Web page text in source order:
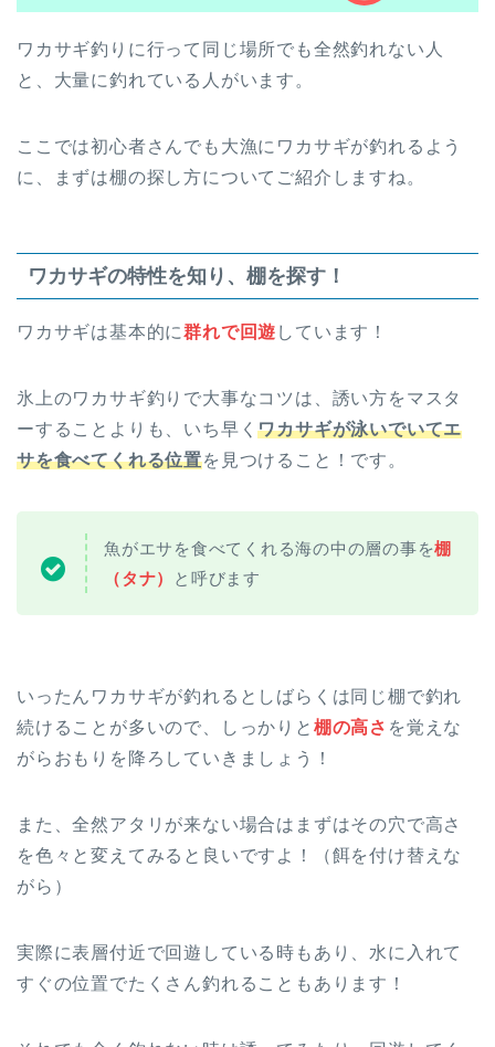
ワカサギ釣りに行って同じ場所でも全然釣れない人
と、大量に釣れている人がいます。
ここでは初心者さんでも大漁にワカサギが釣れるよう
に、まずは棚の探し方についてご紹介しますね。
ワカサギの特性を知り、棚を探す！
ワカサギは基本的に群れで回遊 しています！
氷上のワカサギ釣りで大事なコツは、誘い方をマスタ
ーすることよりも、いち早くワカサギが泳いでいてエ
サを食べてくれる位置を見つけること！です。
魚がエサを食べてくれる海の中の層の事を棚
（タナ）
と呼びます
いったんワカサギが釣れるとしばらくは同じ棚で釣れ
続けることが多いので、しっかりと 棚の高さ を覚えな
がらおもりを降ろしていきましょう！
また、全然アタリが来ない場合はまずはその穴で高さ
を色々と変えてみると良いですよ！（餌を付け替えな
がら）
実際に表層付近で回遊している時もあり、水に入れて
すぐの位置でたくさん釣れることもあります！